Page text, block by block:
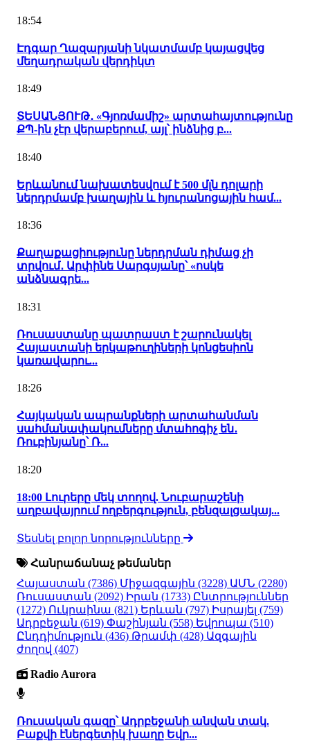
18:54
Էդգար Ղազարյանի նկատմամբ կայացվեց
մեղադրական վերդիկտ
18:49
ՏԵՍԱՆՅՈՒԹ․ «Գյոռմամիշ» արտահայտությունը
ՔՊ-ին չէր վերաբերում, այլ՝ ինձնից բ...
18:40
Երևանում նախատեսվում է 500 մլն դոլարի
ներդրմամբ խաղային և հյուրանոցային համ...
18:36
Քաղաքացիությունը ներդրման դիմաց չի
տրվում․ Արփինե Սարգսյանը՝ «ոսկե
անձնագրե...
18:31
Ռուսաստանը պատրաստ է շարունակել
Հայաստանի երկաթուղիների կոնցեսիոն
կառավարու...
18:26
Հայկական ապրանքների արտահանման
սահմանափակումները մտահոգիչ են․
Ռուբինյանը՝ Ռ...
18:20
18:00 Լուրերը մեկ տողով. Նուբարաշենի
աղբավայրում ողբերգություն, բենզալցակայ...
Տեսնել բոլոր նորությունները
Հանրաճանաչ թեմաներ
Հայաստան (7386) Միջազգային (3228) ԱՄՆ (2280)
Ռուսաստան (2092) Իրան (1733) Ընտրություններ
(1272) Ուկրաինա (821) Երևան (797) Իսրայել (759)
Ադրբեջան (619) Փաշինյան (558) Եվրոպա (510)
Ընդդիմություն (436) Թրամփ (428) Ազգային
ժողով (407)
Radio Aurora
Ռուսական գազը՝ Ադրբեջանի անվան տակ.
Բաքվի էներգետիկ խաղը Եվր...